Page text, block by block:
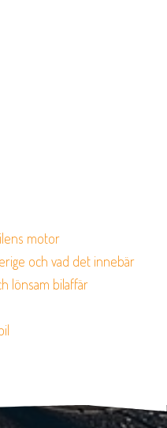
motor
och vad det innebär
lönsam bilaffär